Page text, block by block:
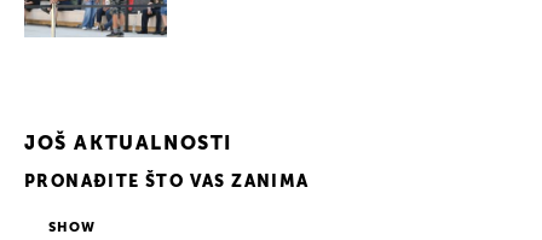
JOŠ AKTUALNOSTI
PRONAĐITE ŠTO VAS ZANIMA
SHOW